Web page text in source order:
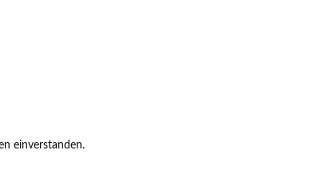
einverstanden.